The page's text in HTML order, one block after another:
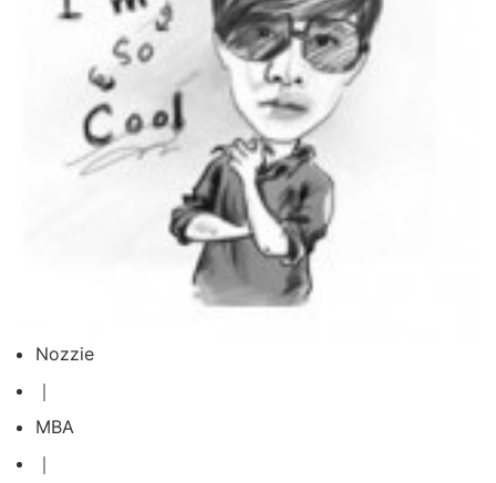
Nozzie
｜
MBA
｜